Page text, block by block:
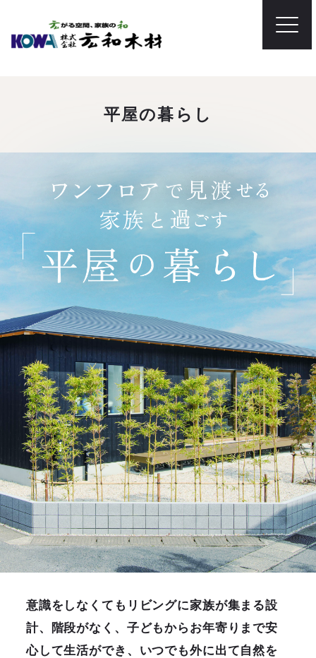
平屋の暮らし
意識をしなくてもリビングに家族が集まる設
計、階段がなく、子どもからお年寄りまで安
心して生活ができ、いつでも外に出て自然を